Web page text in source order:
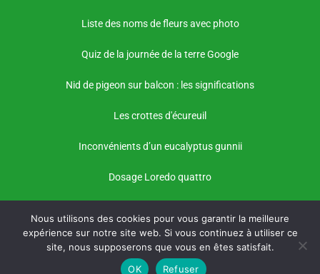
Liste des noms de fleurs avec photo
Quiz de la journée de la terre Google
Nid de pigeon sur balcon : les significations
Les crottes d'écureuil
Inconvénients d’un eucalyptus gunnii
Dosage Loredo quattro
Nous utilisons des cookies pour vous garantir la meilleure
expérience sur notre site web. Si vous continuez à utiliser ce
site, nous supposerons que vous en êtes satisfait.
OK
Refuser